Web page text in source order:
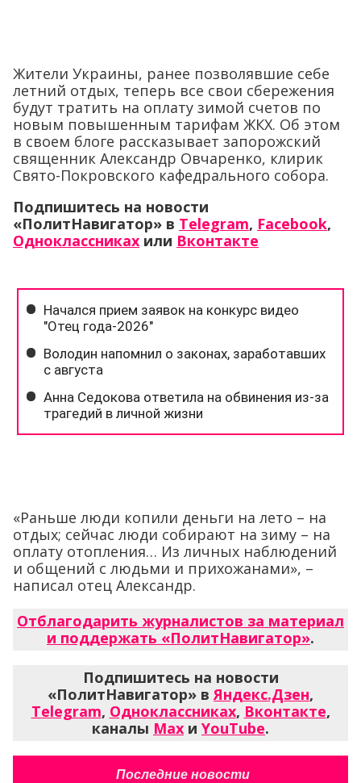
Жители Украины, ранее позволявшие себе
летний отдых, теперь все свои сбережения
будут тратить на оплату зимой счетов по
новым повышенным тарифам ЖКХ. Об этом
в своем блоге рассказывает запорожский
священник Александр Овчаренко, клирик
Свято-Покровского кафедрального собора.
Подпишитесь на новости
«ПолитНавигатор» в Telegram, Facebook,
Одноклассниках или Вконтакте
«Раньше люди копили деньги на лето – на
отдых; сейчас люди собирают на зиму – на
оплату отопления… Из личных наблюдений
и общений с людьми и прихожанами», –
написал отец Александр.
Отблагодарить журналистов за материал
и поддержать «ПолитНавигатор».
Подпишитесь на новости
«ПолитНавигатор» вЯндекс.Дзен,
Telegram, Одноклассниках, Вконтакте,
каналы Max и YouTube.
Последние новости